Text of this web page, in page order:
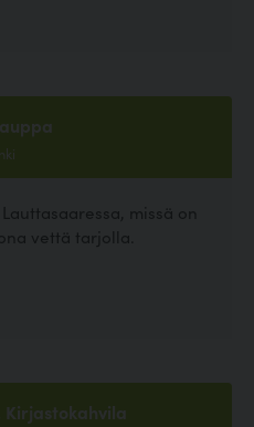
missä on
vettä tarjolla.